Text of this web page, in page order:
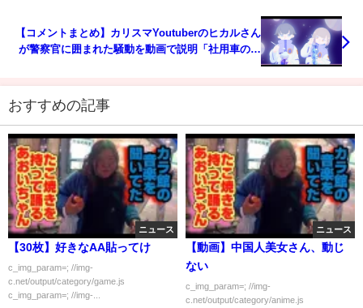
【コメントまとめ】カリスマYoutuberのヒカルさん
が警察官に囲まれた騒動を動画で説明「社用車の車
おすすめの記事
ニュース
【30枚】好きなAA貼ってけ
c_img_param=; //img-
c.net/output/category/game.js
c_img_param=; //img-...
ニュース
【動画】中国人美女さん、動じ
ない
c_img_param=; //img-
c.net/output/category/anime.js